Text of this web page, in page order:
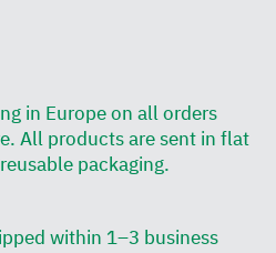
in Europe on all orders
All products are sent in flat
packaging.
within 1–3 business